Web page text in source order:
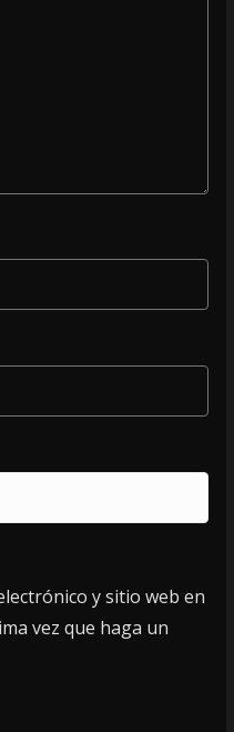
y sitio web en
vez que haga un